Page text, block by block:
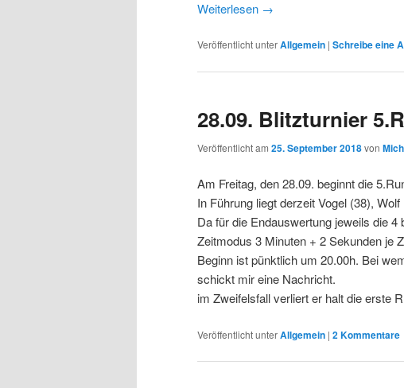
Weiterlesen →
Veröffentlicht unterAllgemein | Schreibe eine
28.09. Blitzturnier
Veröffentlicht am 25. September 2018von
Am Freitag, den 28.09. beginnt die
In Führung liegt derzeit Vogel (38),
Da für die Endauswertung jeweils die
Zeitmodus 3 Minuten + 2 Sekunden je
Beginn ist pünktlich um 20.00h. Bei
schickt mir eine Nachricht.
im Zweifelsfall verliert er halt die erste
Veröffentlicht unterAllgemein | 2Kommentare